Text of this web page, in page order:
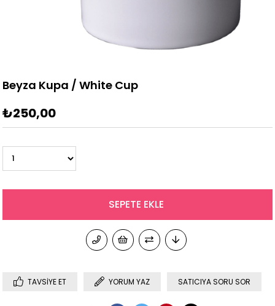
Beyza Kupa / White Cup
₺250,00
TAVSIYE ET YORUM YAZ SATICIYA SORU SOR